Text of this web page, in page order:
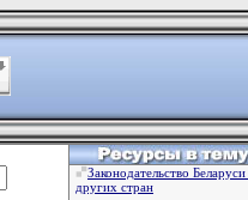
Законодательство
других стран